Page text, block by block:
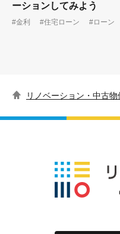
ーションしてみよう
#金利 #住宅ローン #ローン
リノベーション・中古